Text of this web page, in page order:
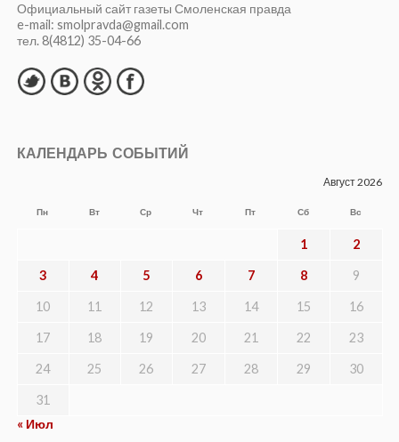
Официальный сайт газеты Смоленская правда
e-mail: smolpravda@gmail.com
тел. 8(4812) 35-04-66
КАЛЕНДАРЬ СОБЫТИЙ
Август 2026
Пн Вт Ср Чт Пт Сб Вс
1 2
3 4 5 6 7 8 9
10 11 12 13 14 15 16
17 18 19 20 21 22 23
24 25 26 27 28 29 30
31
« Июл